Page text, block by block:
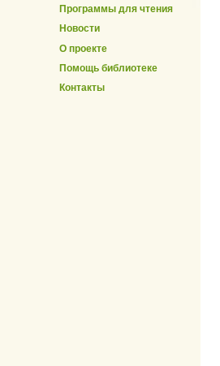
Программы для чтения
Новости
О проекте
Помощь библиотеке
Контакты